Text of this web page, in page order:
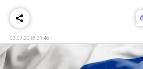
03.07.2018 21:46